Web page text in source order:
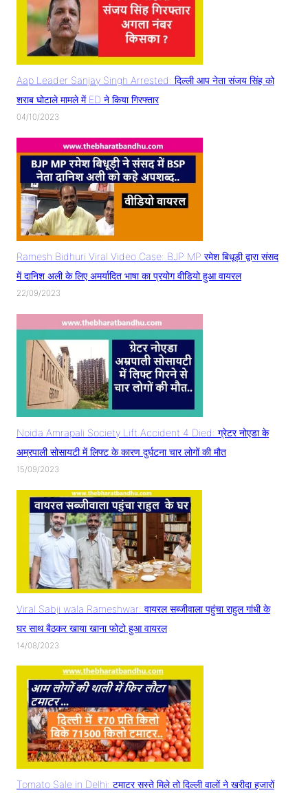
Aap Leader Sanjay Singh Arrested: दिल्ली आप नेता संजय सिंह को
शराब घोटाले मामले में ED ने किया गिरफ्तार
04/10/2023
Ramesh Bidhuri Viral Video Case: BJP MP रमेश बिधूड़ी द्वारा संसद
में दानिश अली के लिए अमर्यादित भाषा का प्रयोग वीडियो हुआ वायरल
22/09/2023
Noida Amrapali Society Lift Accident 4 Died: ग्रेटर नोएडा के
अम्रपाली सोसायटी में लिफ्ट के कारण दुर्घटना चार लोगों की मौत
15/09/2023
Viral Sabji wala Rameshwar: वायरल सब्जीवाला पहुंचा राहुल गांधी के
घर साथ बैठकर खाया खाना फोटो हुआ वायरल
14/08/2023
Tomato Sale in Delhi: टमाटर सस्ते मिले तो दिल्ली वालों ने खरीदा हजारों